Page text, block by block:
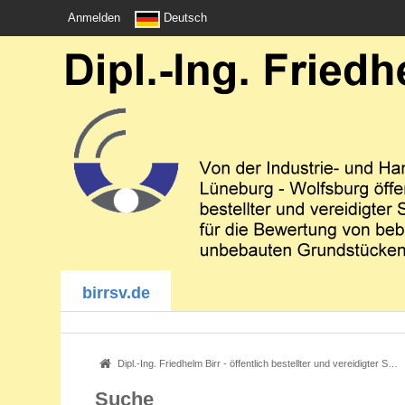
Anmelden Deutsch
birrsv.de
Dipl.-Ing. Friedhelm Birr - öffentlich bestellter und vereidigter Sachverständiger - Immobilienbewertung
Suche